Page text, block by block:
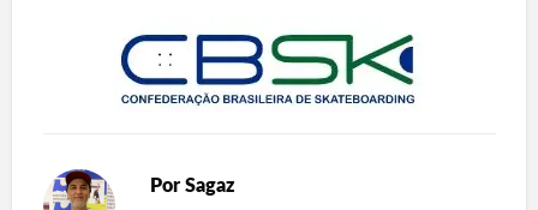
Por Sagaz